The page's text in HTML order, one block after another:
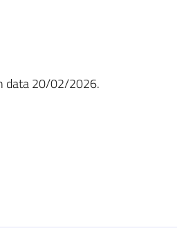
data 20/02/2026.